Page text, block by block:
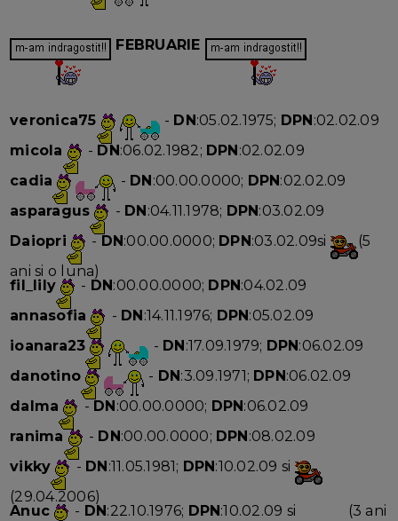
FEBRUARIE
veronica75 - DN:05.02.1975; DPN:02.02.09
micola
- DN:06.02.1982; DPN:02.02.09
cadia
- DN:00.00.0000; DPN:02.02.09
asparagus
- DN:04.11.1978; DPN:03.02.09
Daiopri
- DN:00.00.0000; DPN:03.02.09si
(5
ani si o luna)
fil_lily
- DN:00.00.0000; DPN:04.02.09
annasofia
- DN:14.11.1976; DPN:05.02.09
ioanara23
- DN:17.09.1979; DPN:06.02.09
danotino
- DN:3.09.1971; DPN:06.02.09
dalma
- DN:00.00.0000; DPN:06.02.09
ranima
- DN:00.00.0000; DPN:08.02.09
vikky
- DN:11.05.1981; DPN:10.02.09 si
(29.04.2006)
Anuc
- DN:22.10.1976; DPN:10.02.09 si (3 ani